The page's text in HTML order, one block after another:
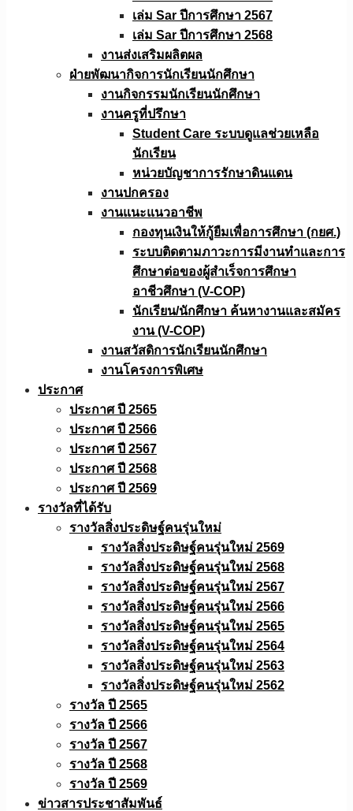
เล่ม Sar ปีการศึกษา 2567
เล่ม Sar ปีการศึกษา 2568
งานส่งเสริมผลิตผล
ฝ่ายพัฒนากิจการนักเรียนนักศึกษา
งานกิจกรรมนักเรียนนักศึกษา
งานครูที่ปรึกษา
Student Care ระบบดูแลช่วยเหลือ
นักเรียน
หน่วยบัญชาการรักษาดินแดน
งานปกครอง
งานแนะแนวอาชีพ
กองทุนเงินให้กู้ยืมเพื่อการศึกษา (กยศ.)
ระบบติดตามภาวะการมีงานทำและการ
ศึกษาต่อของผู้สำเร็จการศึกษา
อาชีวศึกษา (V-COP)
นักเรียน/นักศึกษา ค้นหางานและสมัคร
งาน (V-COP)
งานสวัสดิการนักเรียนนักศึกษา
งานโครงการพิเศษ
ประกาศ
ประกาศ ปี 2565
ประกาศ ปี 2566
ประกาศ ปี 2567
ประกาศ ปี 2568
ประกาศ ปี 2569
รางวัลที่ได้รับ
รางวัลสิ่งประดิษฐ์คนรุ่นใหม่
รางวัลสิ่งประดิษฐ์คนรุ่นใหม่ 2569
รางวัลสิ่งประดิษฐ์คนรุ่นใหม่ 2568
รางวัลสิ่งประดิษฐ์คนรุ่นใหม่ 2567
รางวัลสิ่งประดิษฐ์คนรุ่นใหม่ 2566
รางวัลสิ่งประดิษฐ์คนรุ่นใหม่ 2565
รางวัลสิ่งประดิษฐ์คนรุ่นใหม่ 2564
รางวัลสิ่งประดิษฐ์คนรุ่นใหม่ 2563
รางวัลสิ่งประดิษฐ์คนรุ่นใหม่ 2562
รางวัล ปี 2565
รางวัล ปี 2566
รางวัล ปี 2567
รางวัล ปี 2568
รางวัล ปี 2569
ข่าวสารประชาสัมพันธ์